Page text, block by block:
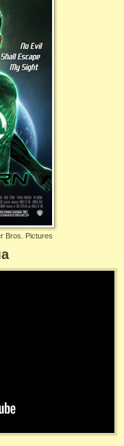
Bros. Pictures